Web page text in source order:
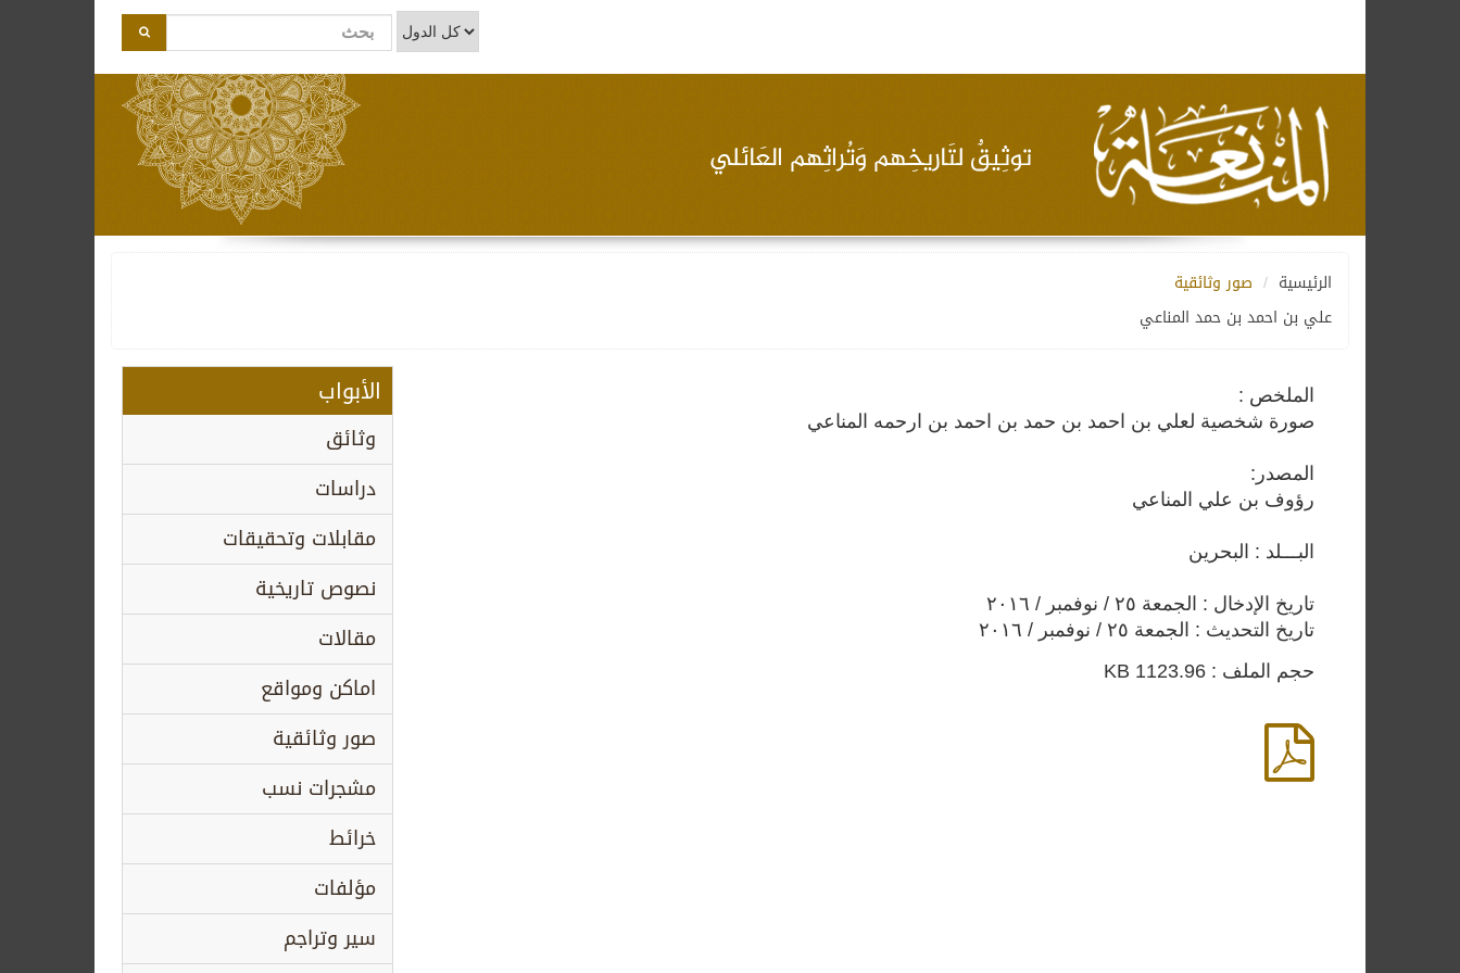
الأبواب
وثائق
دراسات
مقابلات وتحقيقات
نصوص تاريخية
مقالات
اماكن ومواقع
صور وثائقية
مشجرات نسب
خرائط
مؤلفات
سير وتراجم
الرئيسية
صور وثائقية
علي بن احمد بن حمد المناعي
الملخص :
صورة شخصية لعلي بن احمد بن حمد بن احمد بن ارحمه المناعي
المصدر:
رؤوف بن علي المناعي
البـــلد : البحرين
تاريخ الإدخال : الجمعة ٢٥ / نوفمبر / ٢٠١٦
تاريخ التحديث : الجمعة ٢٥ / نوفمبر / ٢٠١٦
حجم الملف : 1123.96 KB